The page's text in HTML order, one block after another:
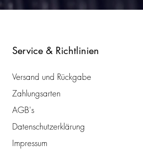
Service & Richtlinien
Versand und Rückgabe
Zahlungsarten
AGB's
Datenschutzerklärung
Impressum